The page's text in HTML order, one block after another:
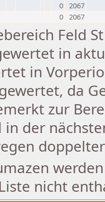
0 2067
0 2067
Feld
in
in
da
zur
in der
nicht